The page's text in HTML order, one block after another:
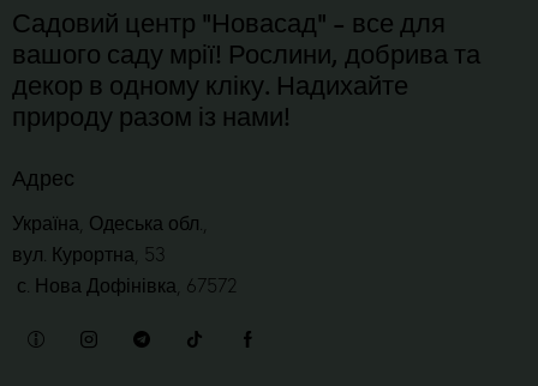
Садовий центр "Новасад" - все для
вашого саду мрії! Рослини, добрива та
декор в одному кліку. Надихайте
природу разом із нами!
Адрес
Україна, Одеська обл.,
вул. Курортна, 53
с. Нова Дофінівка, 67572